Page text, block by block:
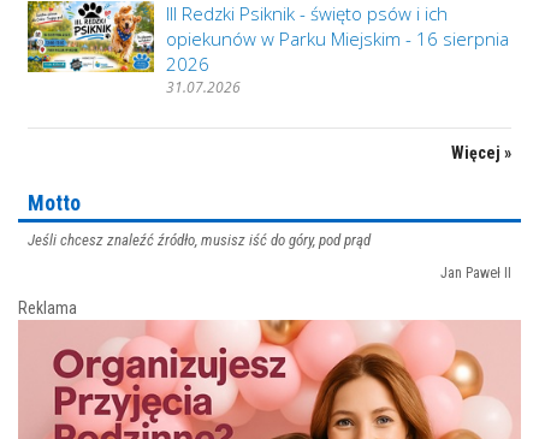
III Redzki Psiknik - święto psów i ich
opiekunów w Parku Miejskim - 16 sierpnia
2026
31.07.2026
Więcej »
Motto
Jeśli chcesz znaleźć źródło, musisz iść do góry, pod prąd
Jan Paweł II
Reklama